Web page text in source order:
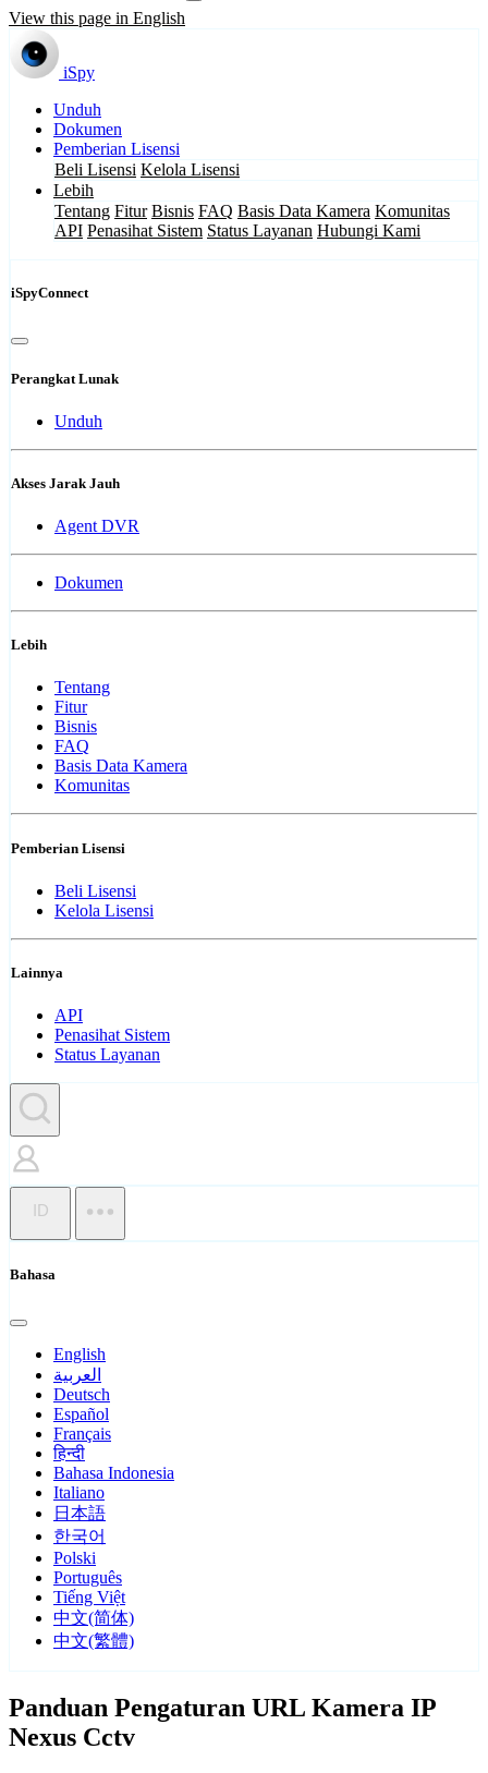
View this page in English
iSpy
Unduh
Dokumen
Pemberian Lisensi
Beli Lisensi Kelola Lisensi
Lebih
Tentang Fitur Bisnis FAQ Basis Data Kamera Komunitas
API Penasihat Sistem Status Layanan Hubungi Kami
iSpyConnect
Perangkat Lunak
Unduh
Akses Jarak Jauh
Agent DVR
Dokumen
Lebih
Tentang
Fitur
Bisnis
FAQ
Basis Data Kamera
Komunitas
Pemberian Lisensi
Beli Lisensi
Kelola Lisensi
Lainnya
API
Penasihat Sistem
Status Layanan
ID
Bahasa
English
العربية
Deutsch
Español
Français
हिन्दी
Bahasa Indonesia
Italiano
日本語
한국어
Polski
Português
Tiếng Việt
中文(简体)
中文(繁體)
Panduan Pengaturan URL Kamera IP
Nexus Cctv